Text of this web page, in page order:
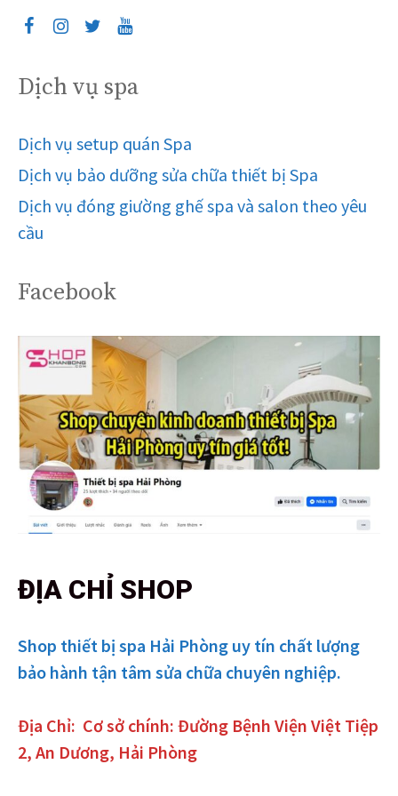
Dịch vụ spa
Dịch vụ setup quán Spa
Dịch vụ bảo dưỡng sửa chữa thiết bị Spa
Dịch vụ đóng giường ghế spa và salon theo yêu
cầu
Facebook
ĐỊA CHỈ SHOP
Shop thiết bị spa Hải Phòng uy tín chất lượng
bảo hành tận tâm sửa chữa chuyên nghiệp.
Địa Chỉ: Cơ sở chính: Đường Bệnh Viện Việt Tiệp
2, An Dương, Hải Phòng